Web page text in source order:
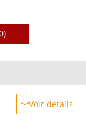
Voir détails